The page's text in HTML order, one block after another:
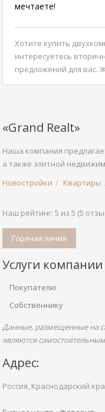
мечтаете!
Хотите купить
интересуетесь
предложений для вас.
«Grand Realt»
Наша компания
а также элитной
Новостройки
Квартиры
Наш рейтинг: 5 из 5 (5
Горячая линия
Услуги компании
Покупателю
Собственнику
Данные, размещенные на
являются
Адрес:
Россия, Краснодарский